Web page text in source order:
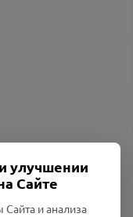
улучшении
Сайте
и анализа